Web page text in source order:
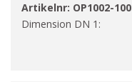
Artikelnr: OP1002-100
Dimension DN 1: